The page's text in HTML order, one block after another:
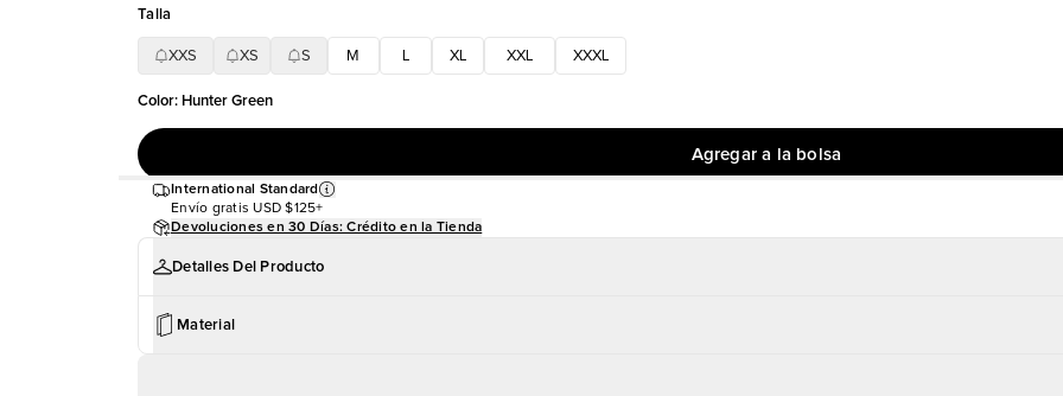
Talla
XXS XS S M XL XXL XXXL
Color: Hunter Green
Agregar a la bolsa
International Standard
Envío gratis USD $125+
Devoluciones en 30 Días: Crédito en la Tienda
Detalles Del Producto
Material